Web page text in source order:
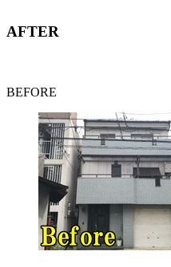
AFTER
BEFORE